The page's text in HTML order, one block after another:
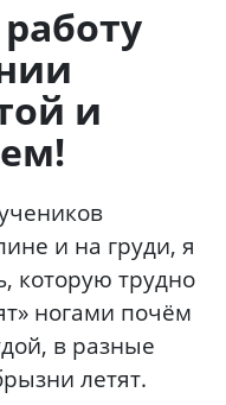
и
и на груди, я
которую трудно
ногами почём
в разные
летят.